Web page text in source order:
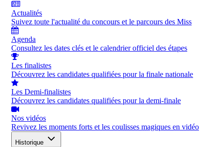
Actualités
Suivez toute l'actualité du concours et le parcours des Miss
Agenda
Consultez les dates clés et le calendrier officiel des étapes
Les finalistes
Découvrez les candidates qualifiées pour la finale nationale
Les Demi-finalistes
Découvrez les candidates qualifiées pour la demi-finale
Nos vidéos
Revivez les moments forts et les coulisses magiques en vidéo
Historique